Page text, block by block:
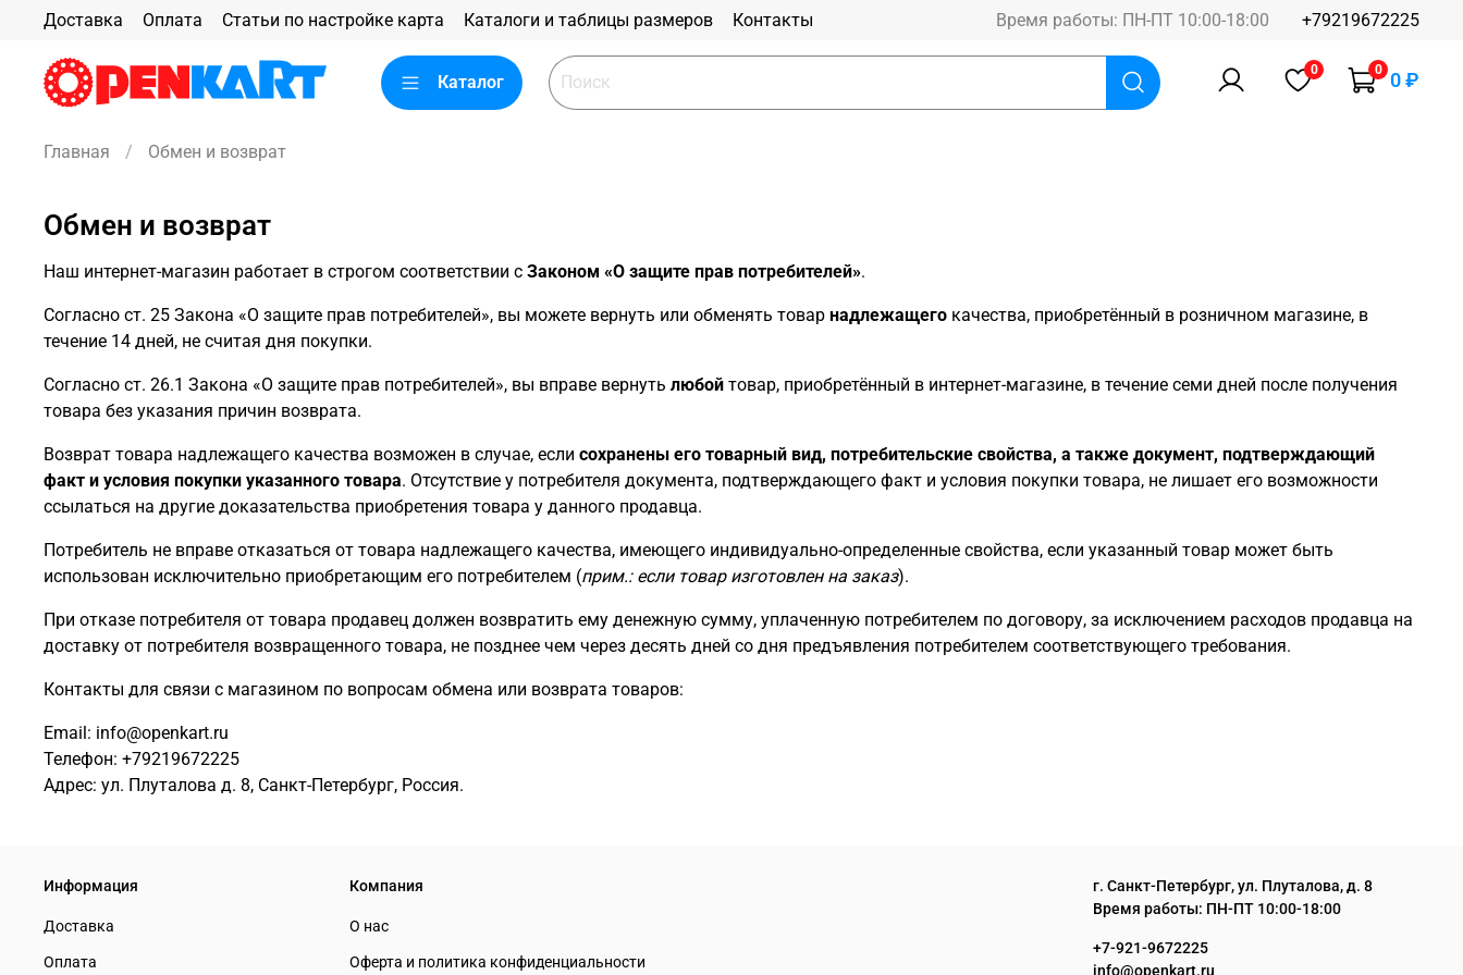
Доставка Оплата Статьи по настройке карта Каталоги и таблицы размеров Контакты Время работы: ПН-ПТ 10:00-18:00 +79219672225
Каталог
0 0 0 ₽
Главная Обмен и возврат
Обмен и возврат
Наш интернет-магазин работает в строгом соответствии с Законом «О защите прав потребителей».
Согласно ст. 25 Закона «О защите прав потребителей», вы можете вернуть или обменять товар надлежащего качества, приобретённый в розничном магазине, в
течение 14 дней, не считая дня покупки.
Согласно ст. 26.1 Закона «О защите прав потребителей», вы вправе вернуть любой товар, приобретённый в интернет-магазине, в течение семи дней после получения
товара без указания причин возврата.
Возврат товара надлежащего качества возможен в случае, если сохранены его товарный вид, потребительские свойства, а также документ, подтверждающий
факт и условия покупки указанного товара. Отсутствие у потребителя документа, подтверждающего факт и условия покупки товара, не лишает его возможности
ссылаться на другие доказательства приобретения товара у данного продавца.
Потребитель не вправе отказаться от товара надлежащего качества, имеющего индивидуально-определенные свойства, если указанный товар может быть
использован исключительно приобретающим его потребителем (прим.: если товар изготовлен на заказ).
При отказе потребителя от товара продавец должен возвратить ему денежную сумму, уплаченную потребителем по договору, за исключением расходов продавца на
доставку от потребителя возвращенного товара, не позднее чем через десять дней со дня предъявления потребителем соответствующего требования.
Контакты для связи с магазином по вопросам обмена или возврата товаров:
Email: info@openkart.ru
Телефон: +79219672225
Адрес: ул. Плуталова д. 8, Санкт-Петербург, Россия.
Информация
Доставка
Оплата
Компания
О нас
Оферта и политика конфиденциальности
г. Санкт-Петербург, ул. Плуталова, д. 8
Время работы: ПН-ПТ 10:00-18:00
+7-921-9672225
info@openkart.ru